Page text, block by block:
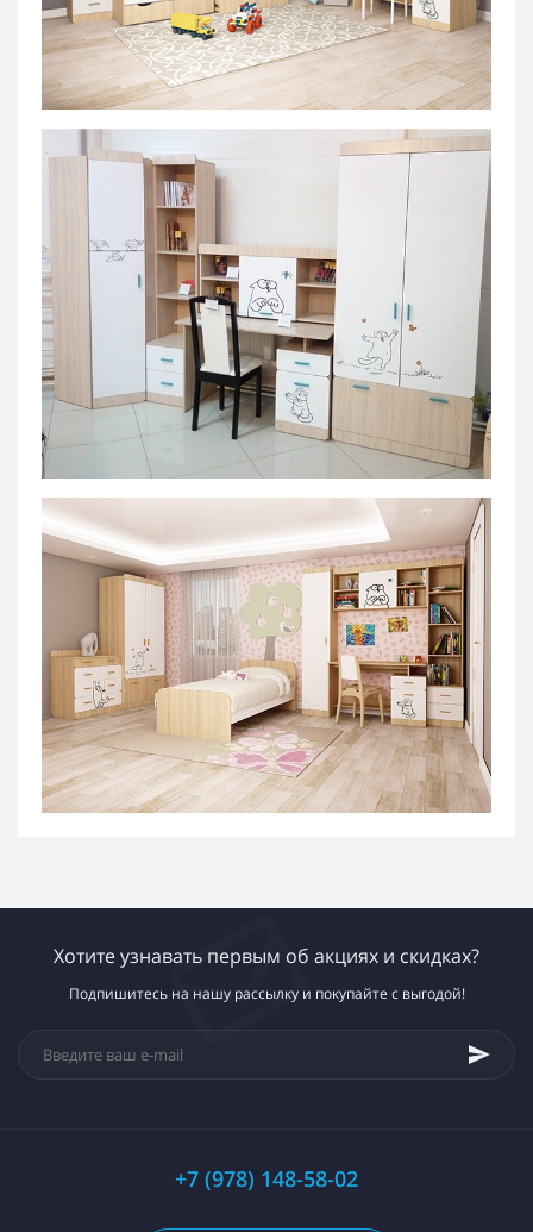
Хотите узнавать первым об акциях и скидках?
Подпишитесь на нашу рассылку и покупайте с выгодой!
+7 (978) 148-58-02